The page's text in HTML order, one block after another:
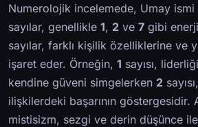
Numerolojik incelemede, Umay ismi
sayılar, genellikle 1, 2 ve 7 gibi
sayılar, farklı kişilik özelliklerine ve
işaret eder. Örneğin, 1 sayısı,
kendine güveni simgelerken 2
ilişkilerdeki başarının göstergesidir.
mistisizm, sezgi ve derin düşünce